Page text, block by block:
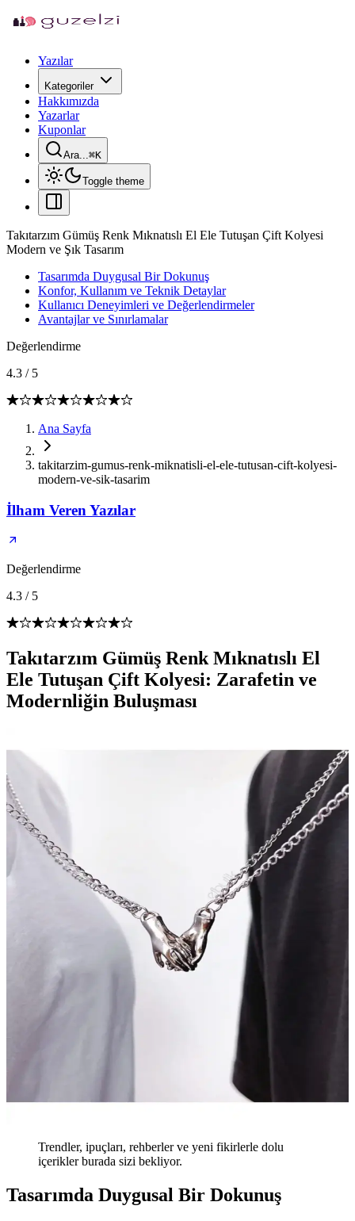
Yazılar
Kategoriler
Hakkımızda
Yazarlar
Kuponlar
Ara...⌘K
Toggle theme
Takıtarzım Gümüş Renk Mıknatıslı El Ele Tutuşan Çift Kolyesi
Modern ve Şık Tasarım
Tasarımda Duygusal Bir Dokunuş
Konfor, Kullanım ve Teknik Detaylar
Kullanıcı Deneyimleri ve Değerlendirmeler
Avantajlar ve Sınırlamalar
Değerlendirme
4.3 / 5
Ana Sayfa
takitarzim-gumus-renk-miknatisli-el-ele-tutusan-cift-kolyesi-
modern-ve-sik-tasarim
İlham Veren Yazılar
Değerlendirme
4.3 / 5
Takıtarzım Gümüş Renk Mıknatıslı El
Ele Tutuşan Çift Kolyesi: Zarafetin ve
Modernliğin Buluşması
Trendler, ipuçları, rehberler ve yeni fikirlerle dolu
içerikler burada sizi bekliyor.
Tasarımda Duygusal Bir Dokunuş